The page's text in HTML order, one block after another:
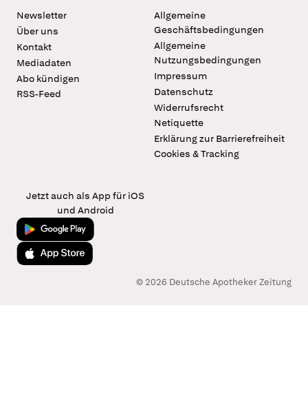
Newsletter
Über uns
Kontakt
Mediadaten
Abo kündigen
RSS-Feed
Allgemeine
Geschäftsbedingungen
Allgemeine
Nutzungsbedingungen
Impressum
Datenschutz
Widerrufsrecht
Netiquette
Erklärung zur Barrierefreiheit
Cookies & Tracking
Jetzt auch als App für iOS
und Android
Jetzt bei Google Play
Laden im App Store
© 2026 Deutsche Apotheker Zeitung